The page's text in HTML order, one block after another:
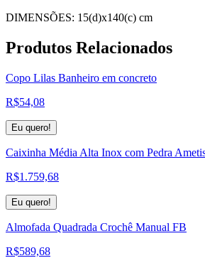
DIMENSÕES: 15(d)x140(c) cm
Produtos Relacionados
Copo Lilas Banheiro em concreto
R$54,08
Eu quero!
Caixinha Média Alta Inox com Pedra
R$1.759,68
Eu quero!
Almofada Quadrada Crochê Manual FB
R$589,68